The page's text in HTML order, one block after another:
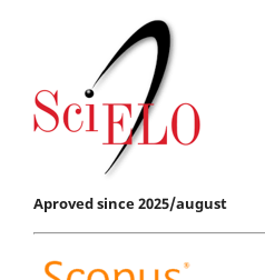
Aproved since 2025/august